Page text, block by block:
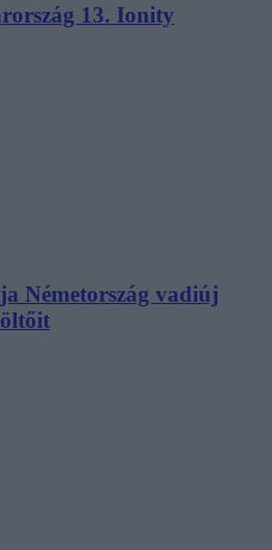
13. Ionity
Németország vadiúj